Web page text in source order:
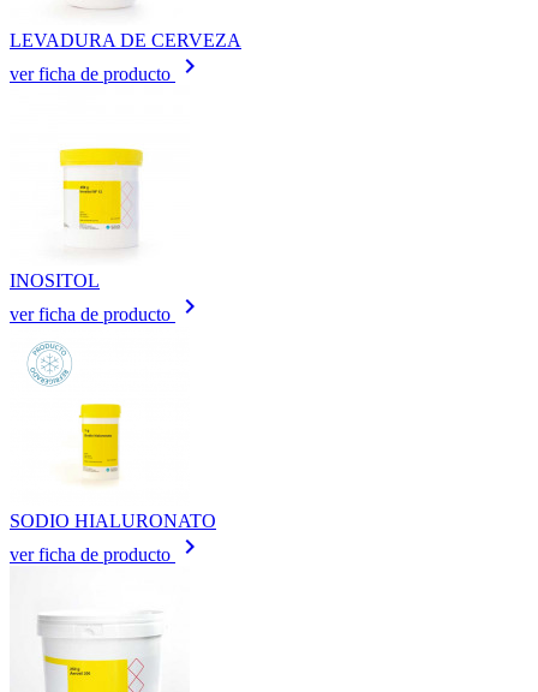
LEVADURA DE CERVEZA
ver ficha de producto
keyboard_arrow_right
INOSITOL
ver ficha de producto
keyboard_arrow_right
SODIO HIALURONATO
ver ficha de producto
keyboard_arrow_right